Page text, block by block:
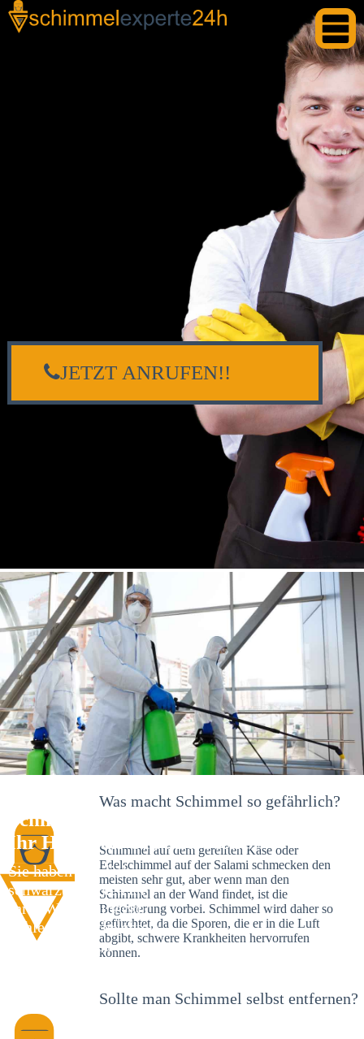
Schimmelexperte in Dietenhofen –
Ihr Helfer an Ort und Stelle
Sie haben kürzlich
schwarze Flecken an
Ihrer Wand entdeckt?
Schlechte Nachrichten:
Sie haben einen
JETZT ANRUFEN!!
Was macht Schimmel so gefährlich?
Schimmel auf dem gereiften Käse oder
Edelschimmel auf der Salami schmecken den
meisten sehr gut, aber wenn man den
Schimmel an der Wand findet, ist die
Begeisterung vorbei. Schimmel wird daher so
gefürchtet, da die Sporen, die er in die Luft
abgibt, schwere Krankheiten hervorrufen
können.
Sollte man Schimmel selbst entfernen?